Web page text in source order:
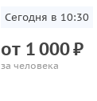
Завтра в 10:30
от 1000₽
за человека